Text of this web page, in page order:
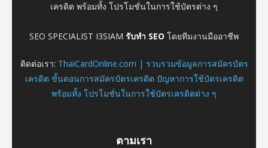
เครดิต พร้อมทั้ง โปรโมชั่นในการใช้บัตรต่าง ๆ
SEO SPECIALIST I3SIAM รับทำ SEO โดยทีมงานมืออาชีพ
ติดต่อเรา: ThaiCardOnline.com | รวบรวมข้อมูลการสมัครบัตร
เครดิต ขั้นตอนการสมัครบัตรเครดิต ปัญหาการใช้บัตรเครดิต
พร้อมทั้ง โปรโมชั่นในการใช้บัตรเครดิตต่าง ๆ
ตามเรา